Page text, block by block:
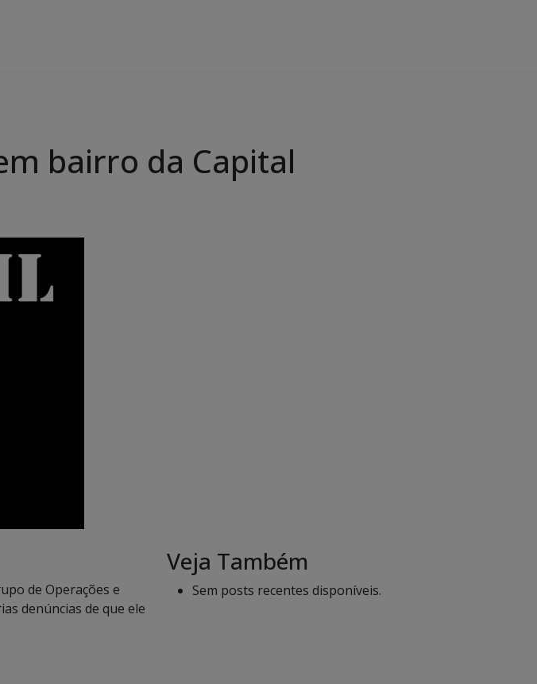
bairro da Capital
de Operações e
denúncias de que ele
Veja Também
Sem posts recentes disponíveis.